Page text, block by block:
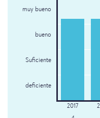
muy bueno
bueno
Suficiente
deficiente